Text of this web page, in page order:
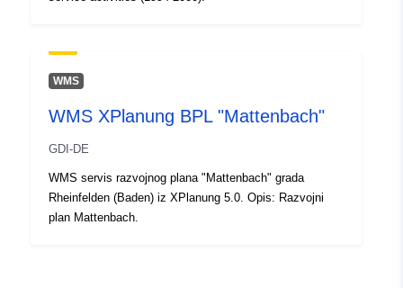
WMS
WMS XPlanung BPL "Mattenbach"
GDI-DE
WMS servis razvojnog plana "Mattenbach" grada
Rheinfelden (Baden) iz XPlanung 5.0. Opis: Razvojni
plan Mattenbach.